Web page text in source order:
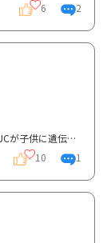
6 2
UCです。そろそろ、妊娠を。と考えておりますが、UCが子供に遺伝したりするのでしょうか？？現在、寛解...
10 1